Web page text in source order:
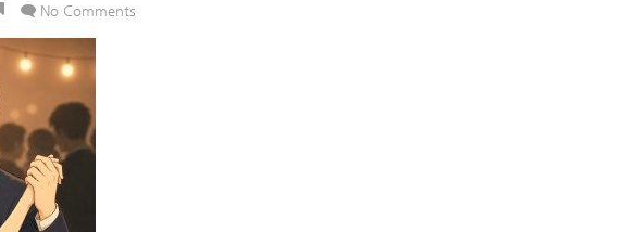
No Comments